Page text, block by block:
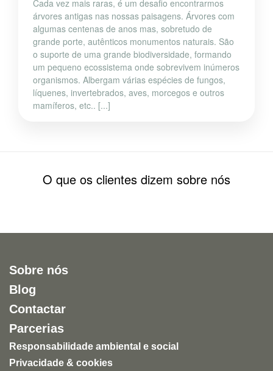
Cada vez mais raras, é um desafio encontrarmos
árvores antigas nas nossas paisagens. Árvores com
algumas centenas de anos mas, sobretudo de
grande porte, autênticos monumentos naturais. São
o suporte de uma grande biodiversidade, formando
um pequeno ecossistema onde sobrevivem inúmeros
organismos. Albergam várias espécies de fungos,
líquenes, invertebrados, aves, morcegos e outros
mamíferos, etc.. [...]
O que os clientes dizem sobre nós
Sobre nós
Blog
Contactar
Parcerias
Responsabilidade ambiental e social
Privacidade & cookies